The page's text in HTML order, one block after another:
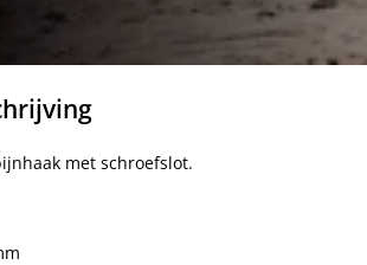
met schroefslot.